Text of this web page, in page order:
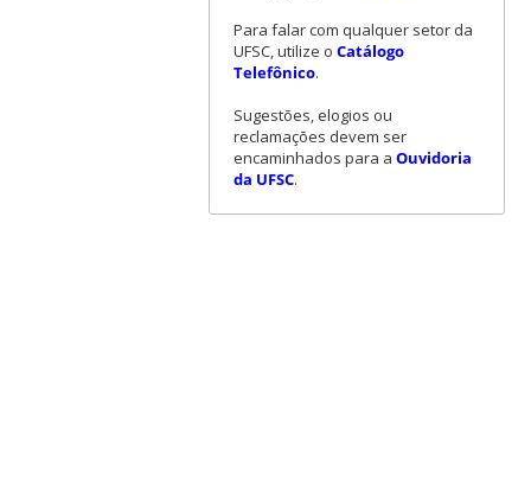
Para falar com qualquer setor da
UFSC, utilize o Catálogo
Telefônico.
Sugestões, elogios ou
reclamações devem ser
encaminhados para a Ouvidoria
da UFSC.